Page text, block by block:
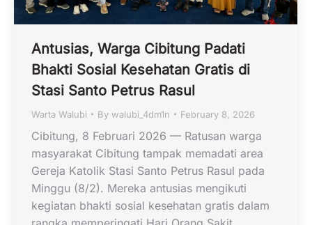
Antusias, Warga Cibitung Padati
Bhakti Sosial Kesehatan Gratis di
Stasi Santo Petrus Rasul
Warta Walubi By walubi_4dm1n February 8, 2026
Cibitung, 8 Februari 2026 — Ratusan warga
masyarakat Cibitung tampak memadati area
Gereja Katolik Stasi Santo Petrus Rasul pada
Minggu (8/2). Mereka antusias mengikuti
kegiatan bhakti sosial kesehatan gratis dalam